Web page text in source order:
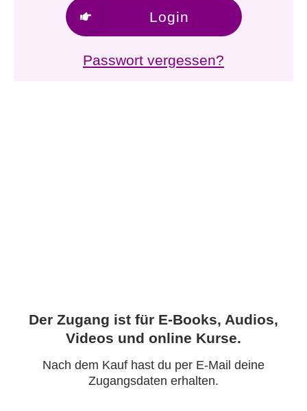
Login
Passwort vergessen?
Der Zugang ist für E-Books, Audios,
Videos und online Kurse.
Nach dem Kauf hast du per E-Mail deine
Zugangsdaten erhalten.